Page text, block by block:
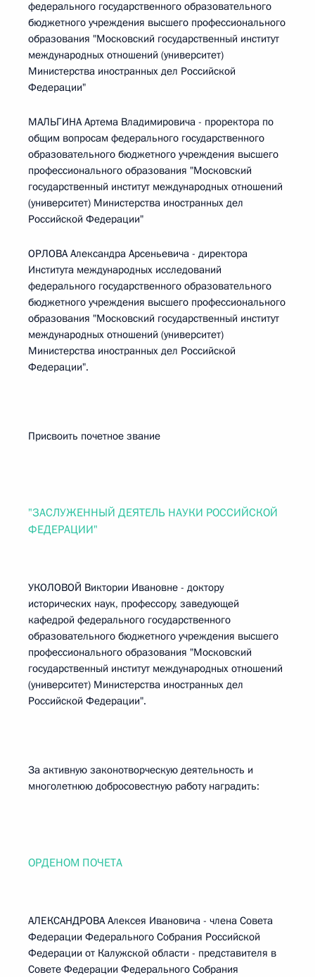
федерального государственного образовательного
бюджетного учреждения высшего профессионального
образования "Московский государственный институт
международных отношений (университет)
Министерства иностранных дел Российской
Федерации"
МАЛЬГИНА Артема Владимировича - проректора по
общим вопросам федерального государственного
образовательного бюджетного учреждения высшего
профессионального образования "Московский
государственный институт международных отношений
(университет) Министерства иностранных дел
Российской Федерации"
ОРЛОВА Александра Арсеньевича - директора
Института международных исследований
федерального государственного образовательного
бюджетного учреждения высшего профессионального
образования "Московский государственный институт
международных отношений (университет)
Министерства иностранных дел Российской
Федерации".
Присвоить почетное звание
"ЗАСЛУЖЕННЫЙ ДЕЯТЕЛЬ НАУКИ РОССИЙСКОЙ
ФЕДЕРАЦИИ"
УКОЛОВОЙ Виктории Ивановне - доктору
исторических наук, профессору, заведующей
кафедрой федерального государственного
образовательного бюджетного учреждения высшего
профессионального образования "Московский
государственный институт международных отношений
(университет) Министерства иностранных дел
Российской Федерации".
За активную законотворческую деятельность и
многолетнюю добросовестную работу наградить:
ОРДЕНОМ ПОЧЕТА
АЛЕКСАНДРОВА Алексея Ивановича - члена Совета
Федерации Федерального Собрания Российской
Федерации от Калужской области - представителя в
Совете Федерации Федерального Собрания